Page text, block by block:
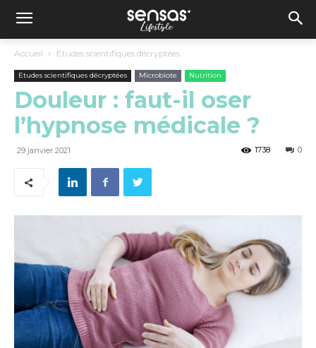
Accueil Etudes scientifiques décryptées
Etudes scientifiques décryptées Microbiote Nutrition
Douleur : faut-il oser
l’hypnose médicale ?
29 janvier 2021 0
1738